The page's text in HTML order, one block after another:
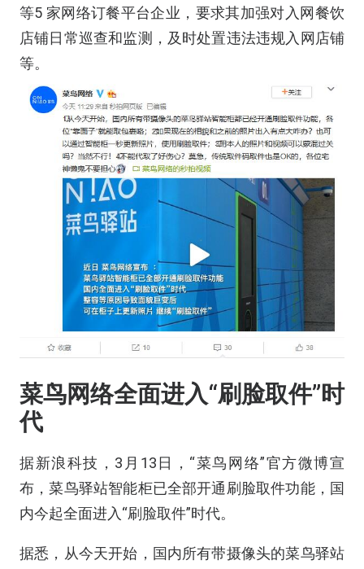
等5 家网络订餐平台企业，要求其加强对入网餐饮
店铺日常巡查和监测，及时处置违法违规入网店铺
等。
菜鸟网络全面进入“刷脸取件”时
代
据新浪科技，3月13日，“菜鸟网络”官方微博宣
布，菜鸟驿站智能柜已全部开通刷脸取件功能，国
内今起全面进入“刷脸取件”时代。
据悉，从今天开始，国内所有带摄像头的菜鸟驿站